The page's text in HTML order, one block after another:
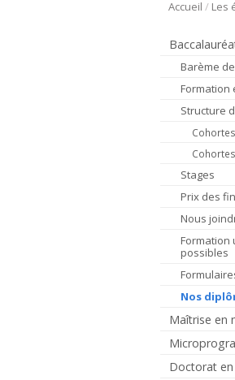
Accueil / Les
Barème
Formation
Structure
Stages
Prix des
Nous
Formation
possibles
Nos
Maîtrise en
Doctorat